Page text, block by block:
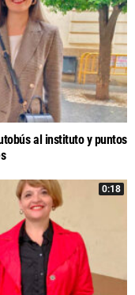
al instituto y puntos
0:18